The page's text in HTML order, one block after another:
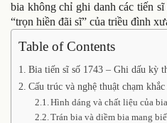
bia không chỉ ghi danh các tiến
“trọn hiền đãi sĩ” của triều đình
Table of Contents
Bia tiến sĩ số 1743 – Ghi dấu kỳ
Cấu trúc và nghệ thuật chạm
Hình dáng và chất liệu của bia
Trán bia và diềm bia mang